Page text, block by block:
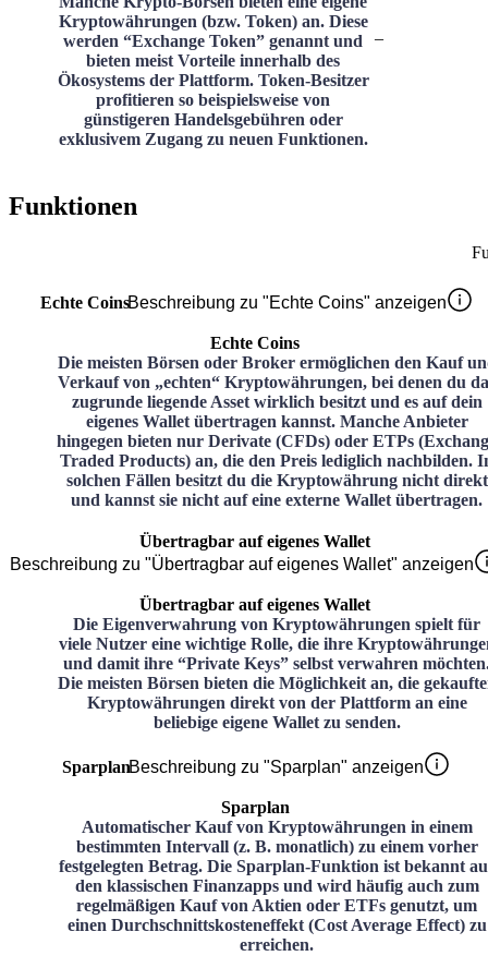
Kryptowährungen (bzw. Token) an. Diese
werden “Exchange Token” genannt und
bieten meist Vorteile innerhalb des
Ökosystems der Plattform. Token-Besitzer
profitieren so beispielsweise von
günstigeren Handelsgebühren oder
exklusivem Zugang zu neuen Funktionen.
–
Funktionen
Echte CoinsBeschreibung zu "Echte Coins" anzeigen
Echte Coins
Die meisten Börsen oder Broker ermöglichen den Kauf
Verkauf von „echten“ Kryptowährungen, bei denen du
zugrunde liegende Asset wirklich besitzt und es auf dein
eigenes Wallet übertragen kannst. Manche Anbieter
hingegen bieten nur Derivate (CFDs) oder ETPs
Traded Products) an, die den Preis lediglich nachbilden.
solchen Fällen besitzt du die Kryptowährung nicht direkt
und kannst sie nicht auf eine externe Wallet übertragen.
Übertragbar auf eigenes Wallet
Beschreibung zu "Übertragbar auf eigenes Wallet" anzeigen
Übertragbar auf eigenes Wallet
Die Eigenverwahrung von Kryptowährungen spielt für
viele Nutzer eine wichtige Rolle, die ihre
und damit ihre “Private Keys” selbst verwahren
Die meisten Börsen bieten die Möglichkeit an, die
Kryptowährungen direkt von der Plattform an eine
beliebige eigene Wallet zu senden.
SparplanBeschreibung zu "Sparplan" anzeigen
Sparplan
Automatischer Kauf von Kryptowährungen in einem
bestimmten Intervall (z. B. monatlich) zu einem vorher
festgelegten Betrag. Die Sparplan-Funktion ist bekannt
den klassischen Finanzapps und wird häufig auch zum
regelmäßigen Kauf von Aktien oder ETFs genutzt, um
einen Durchschnittskosteneffekt (Cost Average Effect) zu
erreichen.